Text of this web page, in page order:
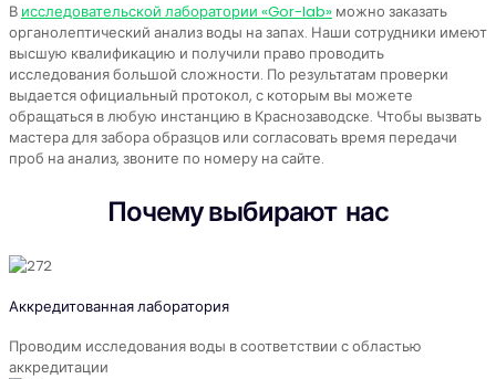
В исследовательской лаборатории «Gor-lab» можно заказать
органолептический анализ воды на запах. Наши сотрудники имеют
высшую квалификацию и получили право проводить
исследования большой сложности. По результатам проверки
выдается официальный протокол, с которым вы можете
обращаться в любую инстанцию в Краснозаводске. Чтобы вызвать
мастера для забора образцов или согласовать время передачи
проб на анализ, звоните по номеру на сайте.
Почему выбирают нас
Аккредитованная лаборатория
Проводим исследования воды в соответствии с областью
аккредитации